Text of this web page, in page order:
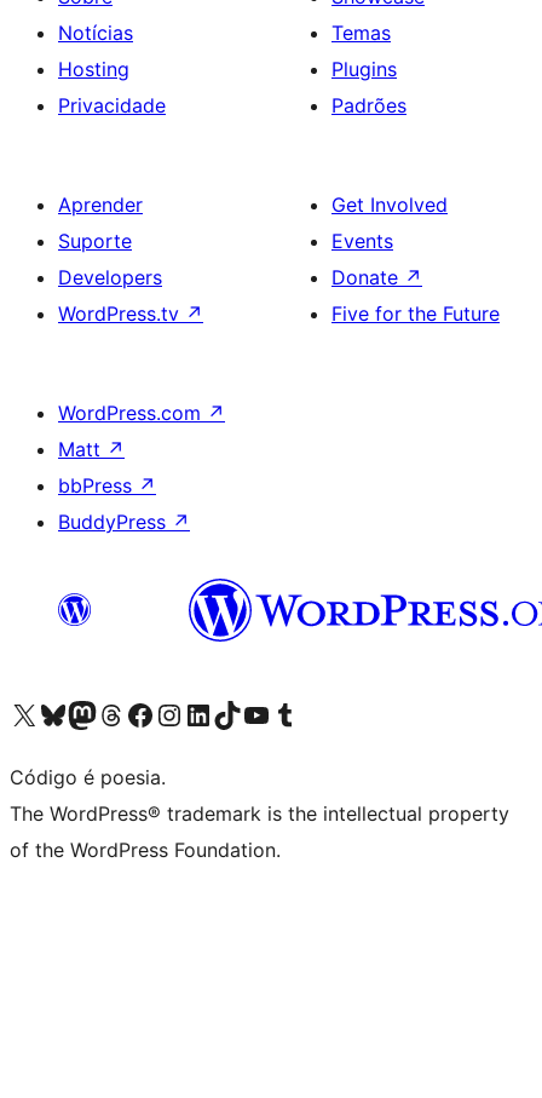
Notícias
Hosting
Privacidade
Temas
Plugins
Padrões
Aprender
Suporte
Developers
WordPress.tv ↗
Get Involved
Events
Donate ↗
Five for the Future
WordPress.com ↗
Matt ↗
bbPress ↗
BuddyPress ↗
Visite a nossa conta X (antigo Twitter)
Visit our Bluesky account
Visit our Mastodon account
Visit our Threads account
Visite a nossa página do Facebook
Visite a nossa conta no Instagram
Visite a nossa conta no LinkedIn
Visit our TikTok account
Visit our YouTube channel
Visit our Tumblr account
Código é poesia.
The WordPress® trademark is the intellectual property
of the WordPress Foundation.